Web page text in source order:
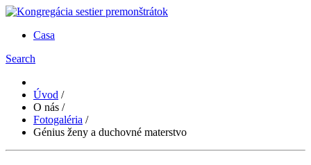
Casa
Search
Úvod /
O nás /
Fotogaléria /
Génius ženy a duchovné materstvo